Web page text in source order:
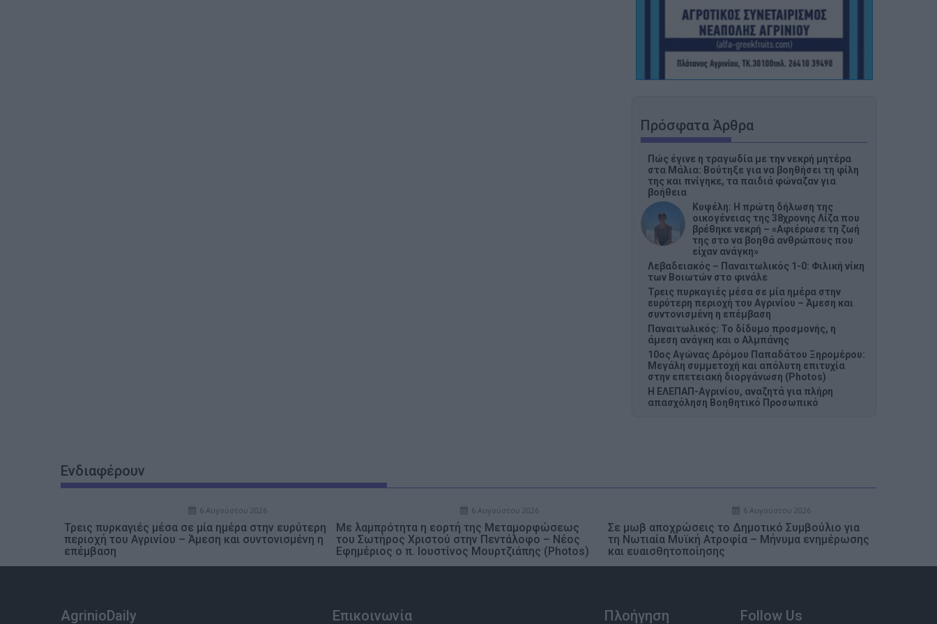
Πρόσφατα Άρθρα
Πώς έγινε η τραγωδία με την νεκρή μητέρα
στα Μάλια: Βούτηξε για να βοηθήσει τη φίλη
της και πνίγηκε, τα παιδιά φώναζαν για
βοήθεια
Κυψέλη: Η πρώτη δήλωση της
οικογένειας της 38χρονης Λίζα που
βρέθηκε νεκρή – «Αφιέρωσε τη ζωή
της στο να βοηθά ανθρώπους που
είχαν ανάγκη»
Λεβαδειακός – Παναιτωλικός 1-0: Φιλική νίκη
των Βοιωτών στο φινάλε
Τρεις πυρκαγιές μέσα σε μία ημέρα στην
ευρύτερη περιοχή του Αγρινίου – Άμεση και
συντονισμένη η επέμβαση
Παναιτωλικός: Το δίδυμο προσμονής, η
άμεση ανάγκη και ο Αλμπάνης
10ος Αγώνας Δρόμου Παπαδάτου Ξηρομέρου:
Μεγάλη συμμετοχή και απόλυτη επιτυχία
στην επετειακή διοργάνωση (Photos)
Η ΕΛΕΠΑΠ-Αγρινίου, αναζητά για πλήρη
απασχόληση Βοηθητικό Προσωπικό
Ενδιαφέρουν
6 Αυγούστου 2026
Τρεις πυρκαγιές μέσα σε μία ημέρα στην ευρύτερη
περιοχή του Αγρινίου – Άμεση και συντονισμένη η
επέμβαση
6 Αυγούστου 2026
Με λαμπρότητα η εορτή της Μεταμορφώσεως
του Σωτήρος Χριστού στην Πεντάλοφο – Nέος
Εφημέριος ο π. Ιουστίνος Μουρτζιάπης (Photos)
6 Αυγούστου 2026
Σε μωβ αποχρώσεις το Δημοτικό Συμβούλιο για
τη Νωτιαία Μυϊκή Ατροφία – Μήνυμα ενημέρωσης
και ευαισθητοποίησης
AgrinioDaily Επικοινωνία Πλοήγηση Follow Us